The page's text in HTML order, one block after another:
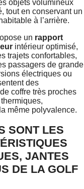
objets volumineux
tout en conservant un
habitable à l’arrière.
un rapport
intérieur optimisé,
trajets confortables,
passagers de grande
électriques ou
des
de coffre très proches
même polyvalence.
SONT LES
JANTES
DE LA GOLF